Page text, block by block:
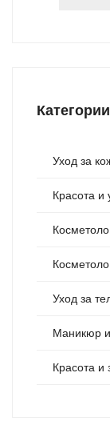
Уход за
Красота и
Уход за
Маникюр
Красота и